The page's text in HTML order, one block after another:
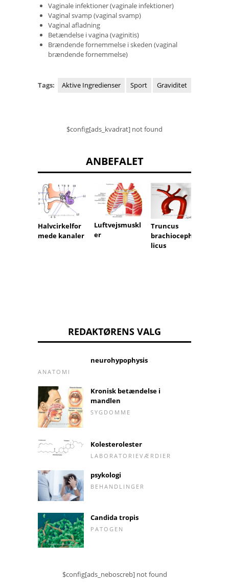
Vaginale infektioner (vaginale infektioner)
Vaginal svamp (vaginal svamp)
Vaginal afladning
Betændelse i vagina (vaginitis)
Brændende fornemmelse i skeden (vaginal
brændende fornemmelse)
Tags: Aktive Ingredienser Sport Graviditet
$config[ads_kvadrat] not found
ANBEFALET
Halvcirkelfor
mede kanaler
Luftvejsmuskl
er
Truncus
brachiocepha
licus
REDAKTØRENS VALG
neurohypophysis
ANATOMI
Kronisk betændelse i
mandlen
SYGDOMME
Kolesterolester
LABORATORIEVÆRDIER
psykologi
BEHANDLINGER
Candida tropis
PATOGEN
$config[ads_neboscreb] not found